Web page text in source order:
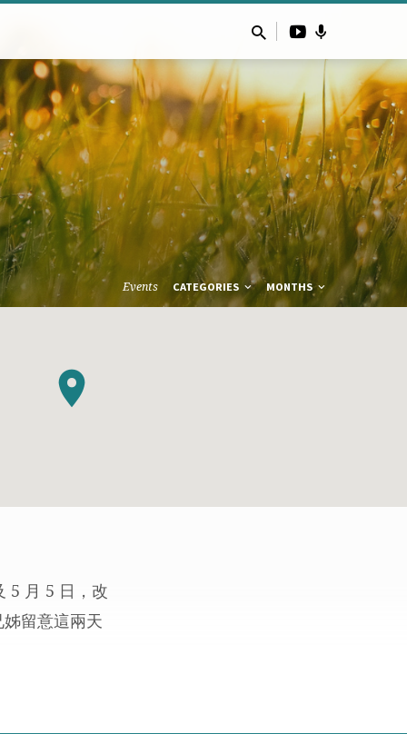
Events CATEGORIES MONTHS
5 月 5 日，改
留意這兩天